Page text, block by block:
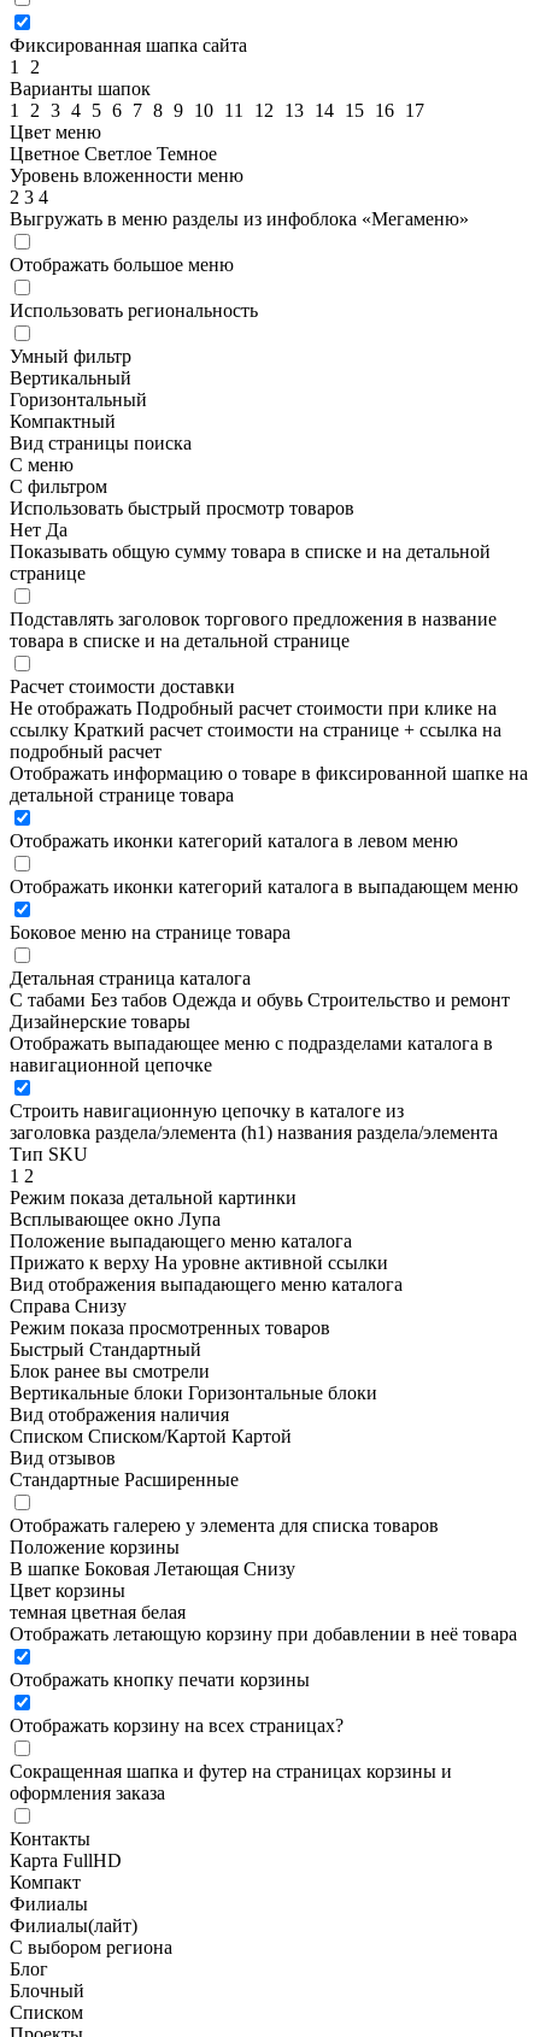
Фиксированная шапка сайта
1
2
Варианты шапок
1
2 3 4 5 6 7 8 9 10 11 12 13 14 15 16 17
Цвет меню
Цветное Светлое Темное
Уровень вложенности меню
2 3 4
Выгружать в меню разделы из инфоблока «Мегаменю»
Отображать большое меню
Использовать региональность
Умный фильтр
Вертикальный
Горизонтальный
Компактный
Вид страницы поиска
С меню
С фильтром
Использовать быстрый просмотр товаров
Нет Да
Показывать общую сумму товара в списке и на детальной
странице
Подставлять заголовок торгового предложения в название
товара в списке и на детальной странице
Расчет стоимости доставки
Не отображать Подробный расчет стоимости при клике на
ссылку Краткий расчет стоимости на странице + ссылка на
подробный расчет
Отображать информацию о товаре в фиксированной шапке на
детальной странице товара
Отображать иконки категорий каталога в левом меню
Отображать иконки категорий каталога в выпадающем меню
Боковое меню на странице товара
Детальная страница каталога
С табами Без табов Одежда и обувь Строительство и ремонт
Дизайнерские товары
Отображать выпадающее меню с подразделами каталога в
навигационной цепочке
Строить навигационную цепочку в каталоге из
заголовка раздела/элемента (h1) названия раздела/элемента
Тип SKU
1 2
Режим показа детальной картинки
Всплывающее окно Лупа
Положение выпадающего меню каталога
Прижато к верху На уровне активной ссылки
Вид отображения выпадающего меню каталога
Справа Снизу
Режим показа просмотренных товаров
Быстрый Стандартный
Блок ранее вы смотрели
Вертикальные блоки Горизонтальные блоки
Вид отображения наличия
Списком Списком/Картой Картой
Вид отзывов
Стандартные Расширенные
Отображать галерею у элемента для списка товаров
Положение корзины
В шапке Боковая Летающая Снизу
Цвет корзины
темная цветная белая
Отображать летающую корзину при добавлении в неё товара
Отображать кнопку печати корзины
Отображать корзину на всех страницах?
Сокращенная шапка и футер на страницах корзины и
оформления заказа
Контакты
Карта FullHD
Компакт
Филиалы
Филиалы(лайт)
С выбором региона
Блог
Блочный
Списком